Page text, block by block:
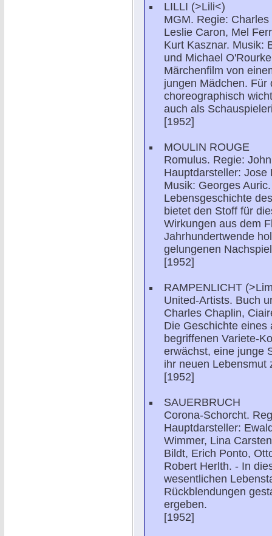
LILLI (>Lili<)
MGM. Regie:
Leslie Caron, Mel
Kurt Kasznar. Musik:
und Michael
Märchenfilm von
jungen Mädchen. Für
choreographisch
auch als
[1952]
MOULIN ROUGE
Romulus. Regie:
Hauptdarsteller: Jose
Musik: Georges
Lebensgeschichte
bietet den Stoff für
Wirkungen aus dem
Jahrhundertwende
gelungenen
[1952]
RAMPENLICHT
United-Artists. Buch
Charles Chaplin,
Die Geschichte eines
begriffenen Variete-
erwächst, eine junge
ihr neuen Lebensmut
[1952]
SAUERBRUCH
Corona-Schorcht.
Hauptdarsteller:
Wimmer, Lina
Bildt, Erich Ponto,
Robert Herlth. - In
wesentlichen
Rückblendungen
ergeben.
[1952]